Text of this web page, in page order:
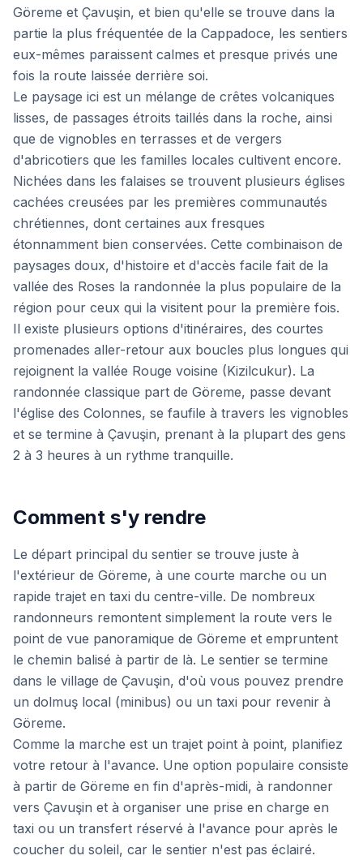
Göreme et Çavuşin, et bien qu'elle se trouve dans la
partie la plus fréquentée de la Cappadoce, les sentiers
eux-mêmes paraissent calmes et presque privés une
fois la route laissée derrière soi.
Le paysage ici est un mélange de crêtes volcaniques
lisses, de passages étroits taillés dans la roche, ainsi
que de vignobles en terrasses et de vergers
d'abricotiers que les familles locales cultivent encore.
Nichées dans les falaises se trouvent plusieurs églises
cachées creusées par les premières communautés
chrétiennes, dont certaines aux fresques
étonnamment bien conservées. Cette combinaison de
paysages doux, d'histoire et d'accès facile fait de la
vallée des Roses la randonnée la plus populaire de la
région pour ceux qui la visitent pour la première fois.
Il existe plusieurs options d'itinéraires, des courtes
promenades aller-retour aux boucles plus longues qui
rejoignent la vallée Rouge voisine (Kizilcukur). La
randonnée classique part de Göreme, passe devant
l'église des Colonnes, se faufile à travers les vignobles
et se termine à Çavuşin, prenant à la plupart des gens
2 à 3 heures à un rythme tranquille.
Comment s'y rendre
Le départ principal du sentier se trouve juste à
l'extérieur de Göreme, à une courte marche ou un
rapide trajet en taxi du centre-ville. De nombreux
randonneurs remontent simplement la route vers le
point de vue panoramique de Göreme et empruntent
le chemin balisé à partir de là. Le sentier se termine
dans le village de Çavuşin, d'où vous pouvez prendre
un dolmuş local (minibus) ou un taxi pour revenir à
Göreme.
Comme la marche est un trajet point à point, planifiez
votre retour à l'avance. Une option populaire consiste
à partir de Göreme en fin d'après-midi, à randonner
vers Çavuşin et à organiser une prise en charge en
taxi ou un transfert réservé à l'avance pour après le
coucher du soleil, car le sentier n'est pas éclairé.